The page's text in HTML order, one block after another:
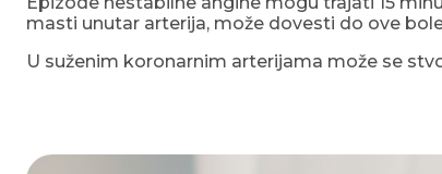
masti unutar arterija, može dovesti do ove
U suženim koronarnim arterijama može se